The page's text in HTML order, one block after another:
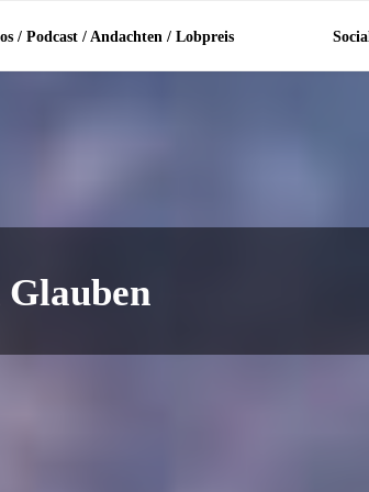
/ Podcast / Andachten / Lobpreis